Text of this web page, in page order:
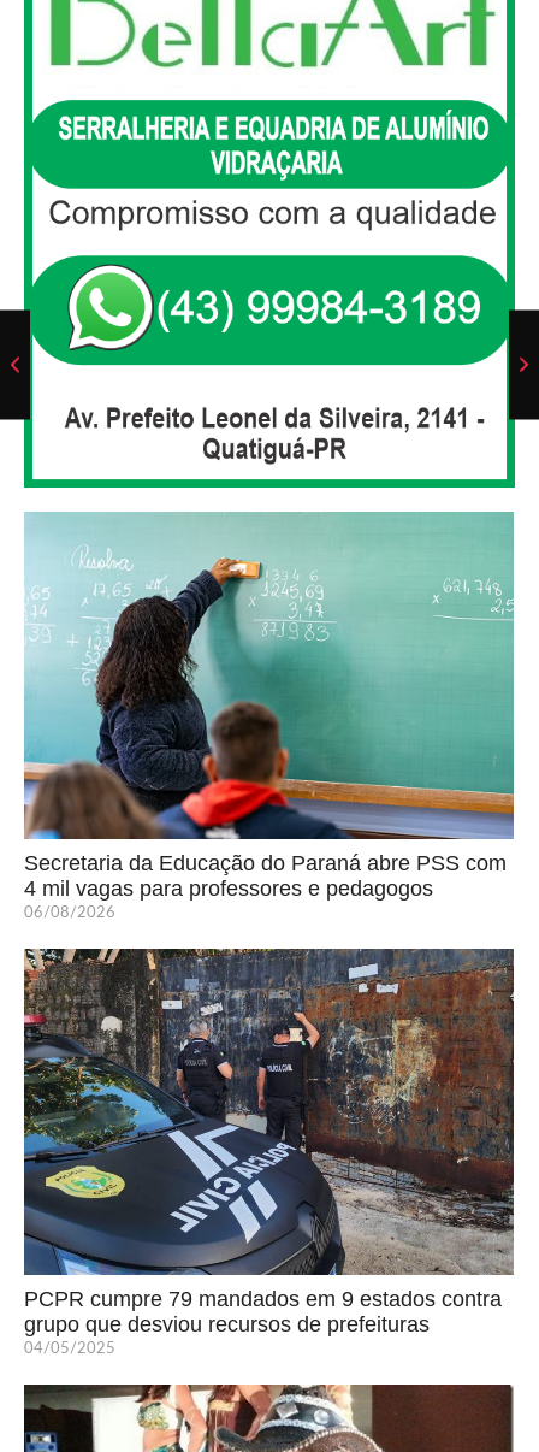
Secretaria da Educação do Paraná abre PSS com
4 mil vagas para professores e pedagogos
06/08/2026
PCPR cumpre 79 mandados em 9 estados contra
grupo que desviou recursos de prefeituras
04/05/2025